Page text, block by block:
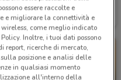
Scade il 15/12 2.9 km
essere raccolte e
e migliorare la connettività e
come meglio indicato
Inoltre, i tuoi dati possono
report, ricerche di mercato,
posizione e analisi delle
in qualsiasi momento
all'interno della